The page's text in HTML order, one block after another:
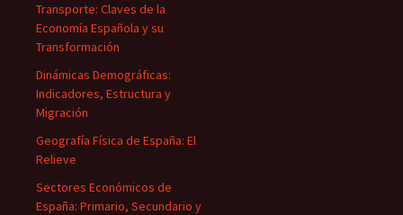
Transporte: Claves de la
Economía Española y su
Transformación
Dinámicas Demográficas:
Indicadores, Estructura y
Migración
Geografía Física de España: El
Relieve
Sectores Económicos de
España: Primario, Secundario y